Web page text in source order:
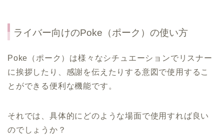
ライバー向けのPoke（ポーク）の使い方
Poke（ポーク）は様々なシチュエーションでリスナー
に挨拶したり、感謝を伝えたりする意図で使用するこ
とができる便利な機能です。
それでは、具体的にどのような場面で使用すれば良い
のでしょうか？